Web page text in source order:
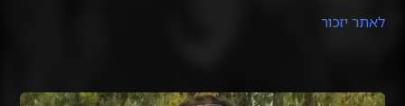
לאתר יזכור